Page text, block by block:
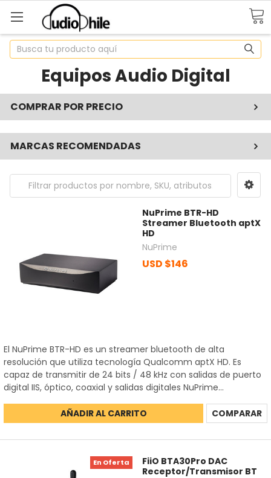
Buscar
Equipos Audio Digital
COMPRAR POR PRECIO
MARCAS RECOMENDADAS
NuPrime BTR-HD
Streamer Bluetooth aptX
HD
NuPrime
USD $146
El NuPrime BTR-HD es un streamer bluetooth de alta
resolución que utiliza tecnología Qualcomm aptX HD. Es
capaz de transmitir de 24 bits / 48 kHz con salidas de puerto
digital IIS, óptico, coaxial y salidas digitales NuPrime...
AÑADIR AL CARRITO COMPARAR
En Oferta
FiiO BTA30Pro DAC
Receptor/Transmisor BT